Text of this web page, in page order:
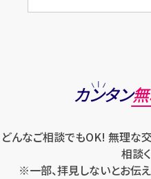
カンタン
どんなご相談でもOK! 無理な
相談
※一部、拝見しないとお伝